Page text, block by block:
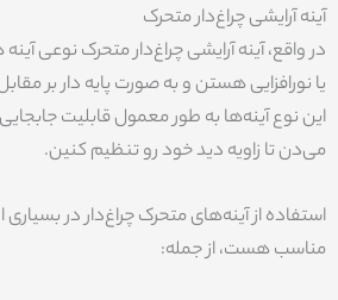
آینه آرایشی چراغ‌دار متحرک
یا نورافزایی هستن و به صورت پایه دار بر
این نوع آینه‌ها به طور معمول قابلیت
می‌دن تا زاویه دید خود رو تنظیم کنین.
استفاده از آینه‌های متحرک چراغ‌دار در
مناسب هست، از جمله: